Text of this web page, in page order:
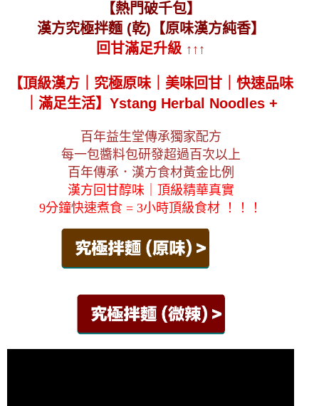
【熱門破千包】
漢方究極拌麵 (乾)【原味漢方純香】
回甘滿足升級 ↑↑↑
【頂級漢方｜究極原味｜美味回甘｜快速品味
｜滿足生活】 Ystang Herbal Noodles +
百年益生堂傳承獨家配方
每一包醬料包研發超過百次以上
百年傳承．漢方食材黃金比例
漢方回甘醇味｜頂級精華真實
9分鐘快速煮食 = 3小時頂級食材 ！！！